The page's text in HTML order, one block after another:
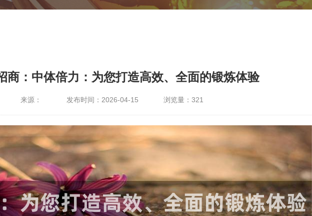
商：中体倍力：为您打造高效、全面的锻炼体验
来源： 发布时间：2026-04-15 浏览量： 321